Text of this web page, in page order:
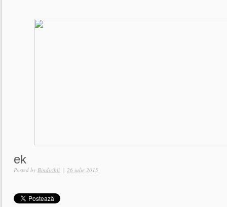
ek
Posted by Bindiribli | 26 iulie 2015